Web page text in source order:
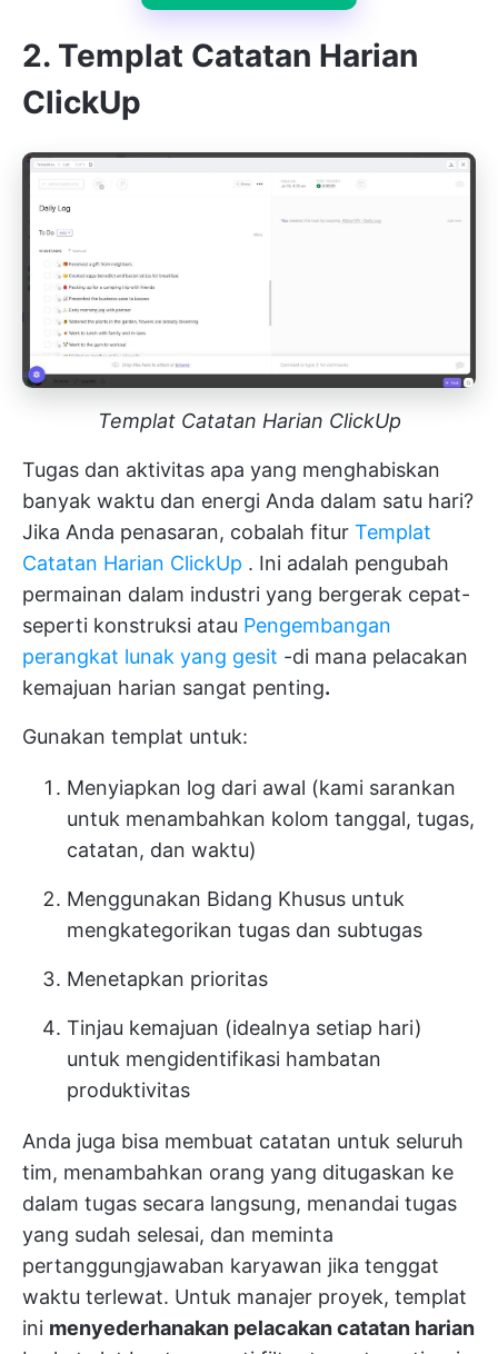
2. Templat Catatan Harian
ClickUp
Templat Catatan Harian ClickUp
Tugas dan aktivitas apa yang menghabiskan
banyak waktu dan energi Anda dalam satu hari?
Jika Anda penasaran, cobalah fitur Templat
Catatan Harian ClickUp . Ini adalah pengubah
permainan dalam industri yang bergerak cepat-
seperti konstruksi atau Pengembangan
perangkat lunak yang gesit -di mana pelacakan
kemajuan harian sangat penting.
Gunakan templat untuk:
Menyiapkan log dari awal (kami sarankan
untuk menambahkan kolom tanggal, tugas,
catatan, dan waktu)
Menggunakan Bidang Khusus untuk
mengkategorikan tugas dan subtugas
Menetapkan prioritas
Tinjau kemajuan (idealnya setiap hari)
untuk mengidentifikasi hambatan
produktivitas
Anda juga bisa membuat catatan untuk seluruh
tim, menambahkan orang yang ditugaskan ke
dalam tugas secara langsung, menandai tugas
yang sudah selesai, dan meminta
pertanggungjawaban karyawan jika tenggat
waktu terlewat. Untuk manajer proyek, templat
ini menyederhanakan pelacakan catatan harian